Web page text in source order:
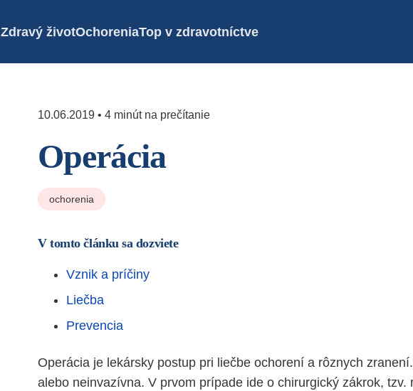
Zdravý životOchoreniaTop v zdravotníctve
10.06.2019 • 4 minút na prečítanie
Operácia
ochorenia
V tomto článku sa dozviete
Vznik a príčiny
Liečba
Prevencia
Operácia je lekársky postup pri liečbe ochorení a rôznych
alebo neinvazívna. V prvom prípade ide o chirurgický zákrok, tzv.